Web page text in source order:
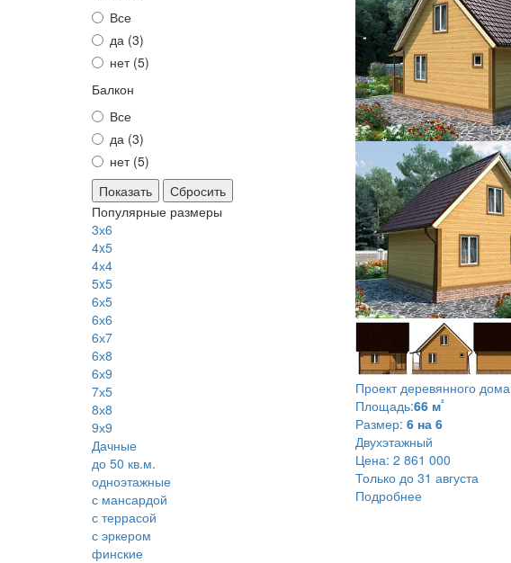
Все
да (3)
нет (5)
Балкон
Все
да (3)
нет (5)
Сбросить
Популярные размеры
3х6
4x5
4х4
5x5
6х5
6х6
6х7
6х8
6х9
7х5
8х8
9х9
Дачные
до 50 кв.м.
одноэтажные
с мансардой
с террасой
с эркером
финские
Проект деревянного дома
Площадь:66 м²
Размер: 6 на 6
Двухэтажный
Цена: 2 861 000
Только до 31 августа
Подробнее